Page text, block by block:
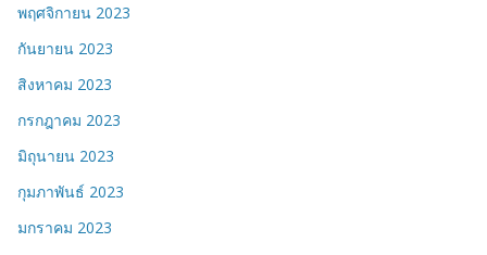
พฤศจิกายน 2023
กันยายน 2023
สิงหาคม 2023
กรกฎาคม 2023
มิถุนายน 2023
กุมภาพันธ์ 2023
มกราคม 2023